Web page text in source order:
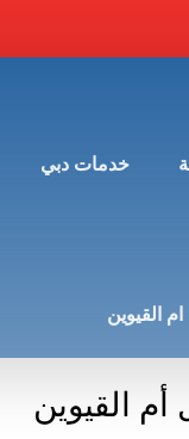
خدمات دبي
القيوين
القيوين